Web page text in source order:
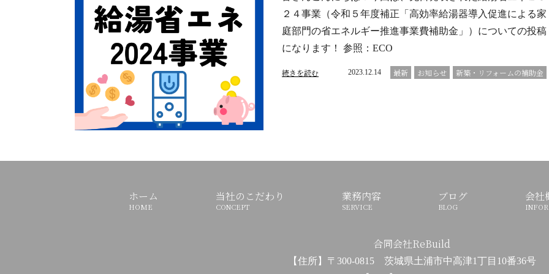
２４事業（令和５年度補正「高効率給湯器導入促進による家
庭部門の省エネルギー推進事業費補助金」）についての投稿
になります！ 参照：ECO
続きを読む 2023.12.14 最新 お知らせ 新築・リフォームの補助金
ホーム
HOME
当社のこだわり
CONCEPT
業務内容
SERVICE
ブログ
BLOG
会社
合同会社ReBuild
【住所】〒300-0815 茨城県土浦市中高津1丁目10番36号